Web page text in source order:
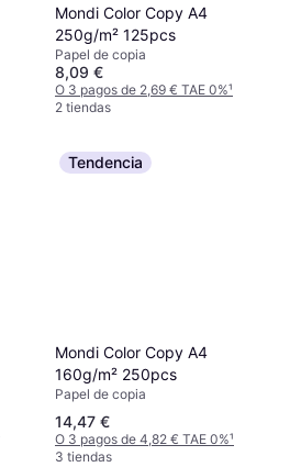
Mondi Color Copy A4
250g/m² 125pcs
Papel de copia
8,09 €
O 3 pagos de 2,69 € TAE 0%¹
2 tiendas
Tendencia
Mondi Color Copy A4
160g/m² 250pcs
Papel de copia
14,47 €
O 3 pagos de 4,82 € TAE 0%¹
3 tiendas